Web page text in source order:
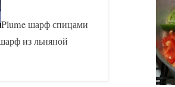
Plume шарф спицами
из льняной